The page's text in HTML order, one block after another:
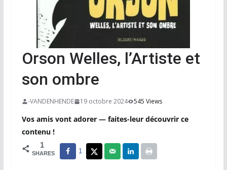
Orson Welles, l’Artiste et
son ombre
-VANDENHENDE 19 octobre 2024 545 Views
Vos amis vont adorer — faites-leur découvrir ce
contenu !
1
SHARES 1